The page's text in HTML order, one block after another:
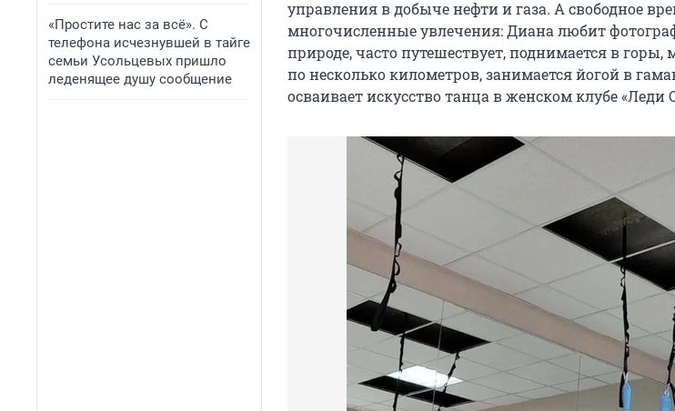
«Простите нас за всё». С
телефона исчезнувшей в тайге
семьи Усольцевых пришло
леденящее душу сообщение
управления в добыче нефти и газа. А свободное
многочисленные увлечения: Диана любит
природе, часто путешествует, поднимается в
по несколько километров, занимается йогой в
осваивает искусство танца в женском клубе «Леди